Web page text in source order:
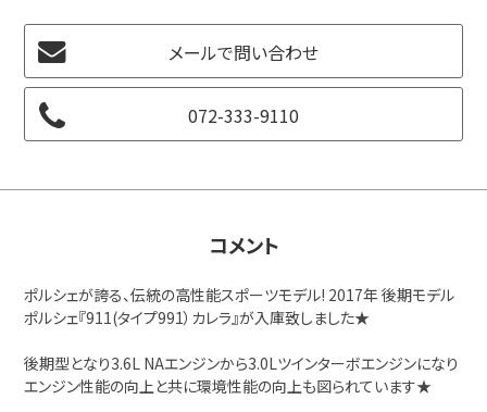
メールで問い合わせ
072-333-9110
コメント
ポルシェが誇る、伝統の高性能スポーツモデル! 2017年 後期モデル
ポルシェ『911(タイプ991）カレラ』が入庫致しました★
後期型となり3.6L NAエンジンから3.0Lツインターボエンジンになり
エンジン性能の向上と共に環境性能の向上も図られています★